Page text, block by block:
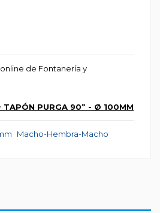
de Fontanería y
TAPÓN PURGA 90º - Ø 100MM
Macho-Hembra-Macho